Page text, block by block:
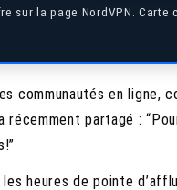
sur la page NordVPN.
communautés en ligne,
récemment partagé :
heures de pointe